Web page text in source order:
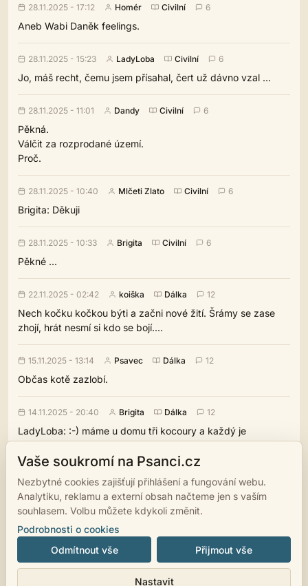
28.11.2025 - 17:12 Homér Civilní 6
Aneb Wabi Daněk feelings.
28.11.2025 - 15:23 LadyLoba Civilní 6
Jo, máš recht, čemu jsem přísahal, čert už dávno vzal ...
28.11.2025 - 11:01 Dandy Civilní 6
Pěkná.
Válčit za rozprodané území.
Proč.
28.11.2025 - 10:40 Mlčeti Zlato Civilní 6
Brigita: Děkuji
28.11.2025 - 10:33 Brigita Civilní 6
Pěkné ...
22.11.2025 - 02:42 koiška Dálka 12
Nech kočku kočkou býti a začni nové žití. Šrámy se zase
zhojí, hrát nesmí si kdo se bojí....
15.11.2025 - 13:14 Psavec Dálka 12
Občas kotě zazlobí.
14.11.2025 - 20:40 Brigita Dálka 12
LadyLoba: :-) máme u domu tři kocoury a každý je
povahově úplně jiný, ale jedno mají společné, jsou to
osobnosti a čím víc se s nimi chce člověk mazlit, tím víc
‹ 1 2 3 4 5 …
Nastavení cookies
Vaše soukromí na Psanci.cz
Nezbytné cookies zajišťují přihlášení a fungování webu.
Analytiku, reklamu a externí obsah načteme jen s vaším
souhlasem. Volbu můžete kdykoli změnit.
Podrobnosti o cookies
Odmítnout vše
Nastavit
Přijmout vše